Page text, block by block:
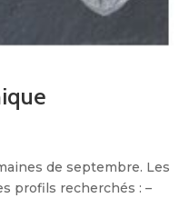
de septembre. Les
profils recherchés : –